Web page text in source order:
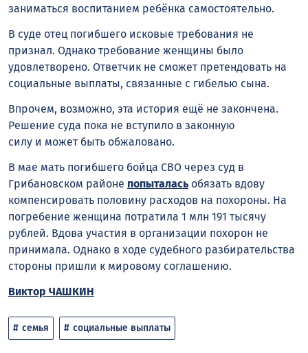
заниматься воспитанием ребёнка самостоятельно.
В суде отец погибшего исковые требования не
признал. Однако требование женщины было
удовлетворено. Ответчик не сможет претендовать на
социальные выплаты, связанные с гибелью сына.
Впрочем, возможно, эта история ещё не закончена.
Решение суда пока не вступило в законную
силу и может быть обжаловано.
В мае мать погибшего бойца СВО через суд в
Грибановском районе попыталась обязать вдову
компенсировать половину расходов на похороны. На
погребение женщина потратила 1 млн 191 тысячу
рублей. Вдова участия в организации похорон не
принимала. Однако в ходе судебного разбирательства
стороны пришли к мировому соглашению.
Виктор ЧАШКИН
семья социальные выплаты